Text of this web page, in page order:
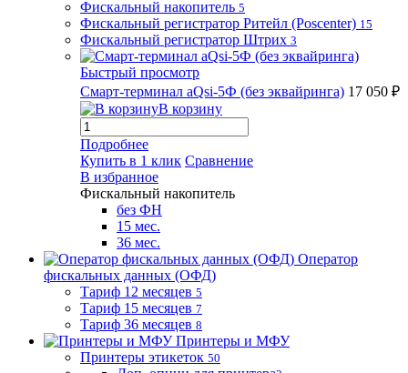
Фискальный накопитель 5
Фискальный регистратор Ритейл (Poscenter) 15
Фискальный регистратор Штрих 3
Быстрый просмотр
Смарт-терминал aQsi-5Ф (без эквайринга) 17 050 ₽
В корзину
Подробнее
Купить в 1 клик Сравнение
В избранное
Фискальный накопитель
без ФН
15 мес.
36 мес.
Оператор
фискальных данных (ОФД)
Тариф 12 месяцев 5
Тариф 15 месяцев 7
Тариф 36 месяцев 8
Принтеры и МФУ
Принтеры этикеток 50